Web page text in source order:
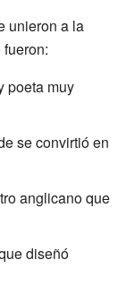
unieron a la
poeta muy
se convirtió en
anglicano que
diseñó